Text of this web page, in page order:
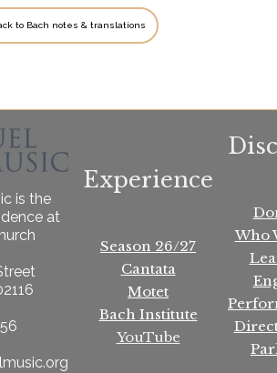
to Bach notes & translations
is the
at
Experience
Season 26/27
Cantata
Motet
Bach Institute
YouTube
Who